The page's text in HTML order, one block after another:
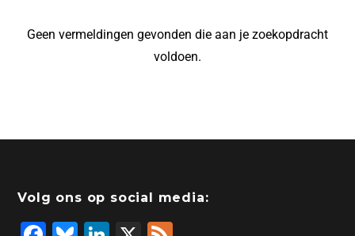
Geen vermeldingen gevonden die aan je zoekopdracht
voldoen.
Volg ons op social media: